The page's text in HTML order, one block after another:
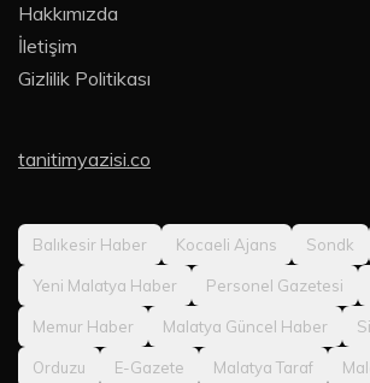
Hakkımızda
İletişim
Gizlilik Politikası
tanitimyazisi.co
Balıkesir Haber Kocaeli Ajans Sondk
Yeni Malatya Haber Personel Gazetesi
Memur Haber Malatya Güncel Haber
Orduzu E-Gazete Malatya Taraf